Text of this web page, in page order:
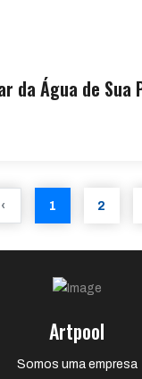
da Água de Sua
‹ 1 2
Artpool
Somos uma empresa